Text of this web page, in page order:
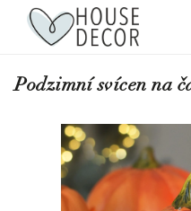
Podzimní svícen na